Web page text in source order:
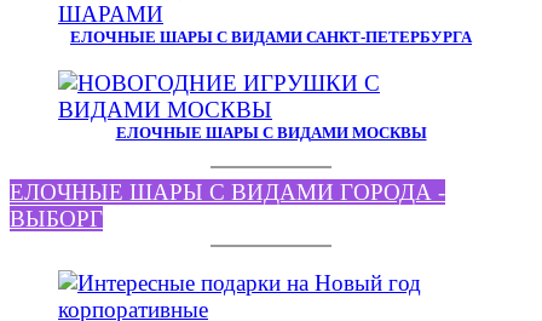
ЕЛОЧНЫЕ ШАРЫ С ВИДАМИ САНКТ-ПЕТЕРБУРГА
ЕЛОЧНЫЕ ШАРЫ С ВИДАМИ МОСКВЫ
ЕЛОЧНЫЕ ШАРЫ С ВИДАМИ ГОРОДА -
ВЫБОРГ